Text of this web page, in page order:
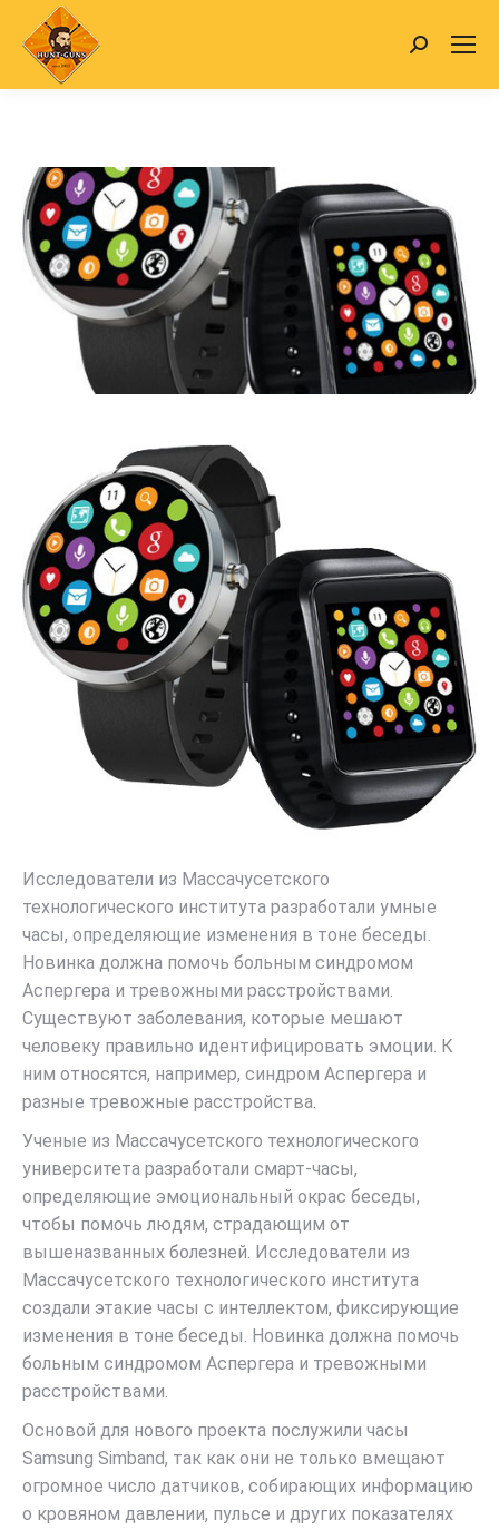
Search:
Исследователи из Массачусетского
технологического института разработали умные
часы, определяющие изменения в тоне беседы.
Новинка должна помочь больным синдромом
Аспергера и тревожными расстройствами.
Существуют заболевания, которые мешают
человеку правильно идентифицировать эмоции. К
ним относятся, например, синдром Аспергера и
разные тревожные расстройства.
Ученые из Массачусетского технологического
университета разработали смарт-часы,
определяющие эмоциональный окрас беседы,
чтобы помочь людям, страдающим от
вышеназванных болезней. Исследователи из
Массачусетского технологического института
создали этакие часы с интеллектом, фиксирующие
изменения в тоне беседы. Новинка должна помочь
больным синдромом Аспергера и тревожными
расстройствами.
Основой для нового проекта послужили часы
Samsung Simband, так как они не только вмещают
огромное число датчиков, собирающих информацию
о кровяном давлении, пульсе и других показателях